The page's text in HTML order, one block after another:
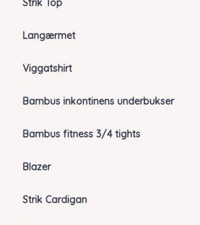
Strik Top
Langærmet
Viggatshirt
Bambus inkontinens underbukser
Bambus fitness 3/4 tights
Blazer
Strik Cardigan